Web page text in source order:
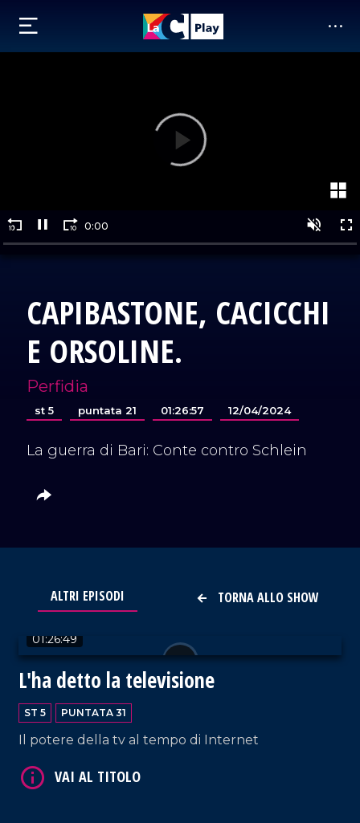
CAPIBASTONE, CACICCHI
E ORSOLINE.
Perfidia
st 5 puntata 21 01:26:57 12/04/2024
La guerra di Bari: Conte contro Schlein
TORNA ALLO SHOW
ALTRI EPISODI
01:26:49
L'ha detto la televisione
ST 5 PUNTATA 31
Il potere della tv al tempo di Internet
VAI AL TITOLO
VAI AL TITOLO